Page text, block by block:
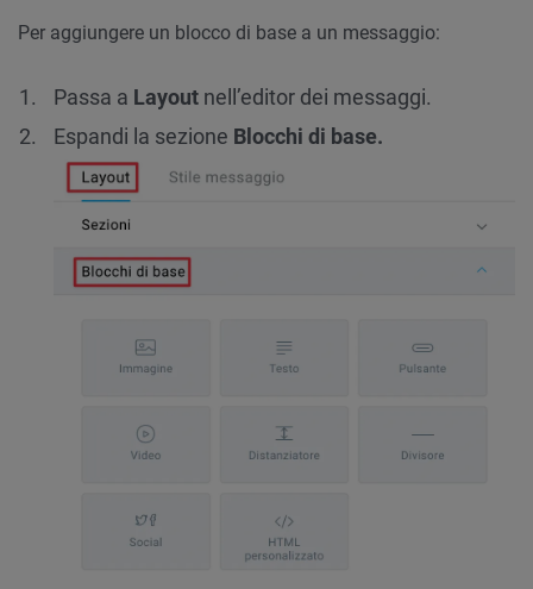
Per aggiungere un blocco di base a un messaggio:
Passa a Layout nell’editor dei messaggi.
Espandi la sezione Blocchi di base.